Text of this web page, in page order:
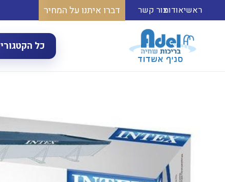
ראשיאודותצור קשר דברו איתנו על המחיר
כל